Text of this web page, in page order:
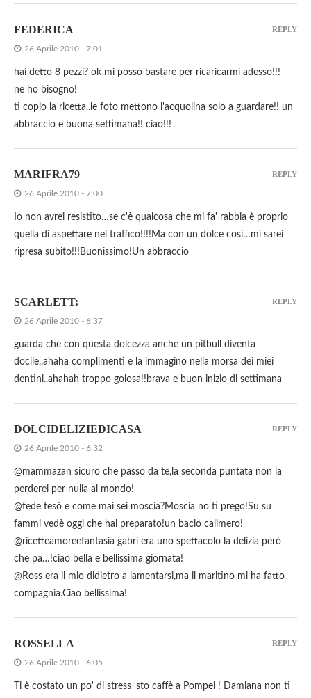
FEDERICA
26 Aprile 2010 - 7:01
hai detto 8 pezzi? ok mi posso bastare per ricaricarmi adesso!!!
ne ho bisogno!
ti copio la ricetta..le foto mettono l'acquolina solo a guardare!! un
abbraccio e buona settimana!! ciao!!!
REPLY
MARIFRA79
26 Aprile 2010 - 7:00
Io non avrei resistito…se c'è qualcosa che mi fa' rabbia è proprio
quella di aspettare nel traffico!!!!Ma con un dolce così…mi sarei
ripresa subito!!!Buonissimo!Un abbraccio
REPLY
SCARLETT:
26 Aprile 2010 - 6:37
guarda che con questa dolcezza anche un pitbull diventa
docile..ahaha complimenti e la immagino nella morsa dei miei
dentini..ahahah troppo golosa!!brava e buon inizio di settimana
REPLY
DOLCIDELIZIEDICASA
26 Aprile 2010 - 6:32
@mammazan sicuro che passo da te,la seconda puntata non la
perderei per nulla al mondo!
@fede tesò e come mai sei moscia?Moscia no ti prego!Su su
fammi vedè oggi che hai preparato!un bacio calimero!
@ricetteamoreefantasia gabri era uno spettacolo la delizia però
che pa…!ciao bella e bellissima giornata!
@Ross era il mio didietro a lamentarsi,ma il maritino mi ha fatto
compagnia.Ciao bellissima!
REPLY
ROSSELLA
26 Aprile 2010 - 6:05
Ti è costato un po' di stress 'sto caffè a Pompei ! Damiana non ti
REPLY